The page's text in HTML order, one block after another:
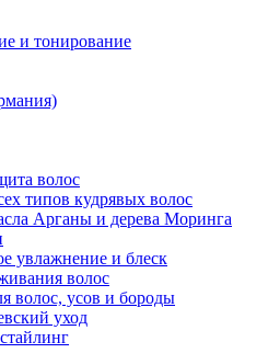
и тонирование
волос
типов кудрявых волос
Арганы и дерева Моринга
увлажнение и блеск
волос
волос, усов и бороды
уход